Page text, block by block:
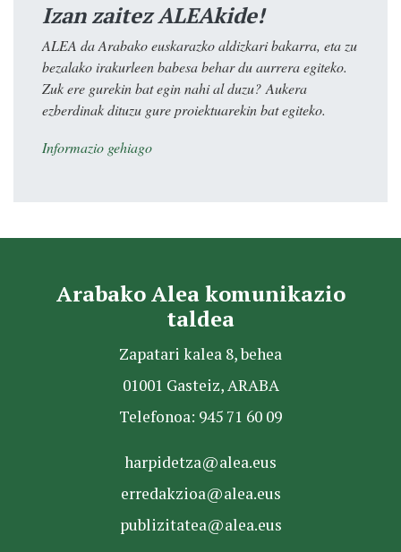
Izan zaitez ALEAkide!
ALEA da Arabako euskarazko aldizkari bakarra, eta zu
bezalako irakurleen babesa behar du aurrera egiteko.
Zuk ere gurekin bat egin nahi al duzu? Aukera
ezberdinak dituzu gure proiektuarekin bat egiteko.
Informazio gehiago
Arabako Alea komunikazio
taldea
Zapatari kalea 8, behea
01001 Gasteiz, ARABA
Telefonoa: 945 71 60 09
harpidetza@alea.eus
erredakzioa@alea.eus
publizitatea@alea.eus